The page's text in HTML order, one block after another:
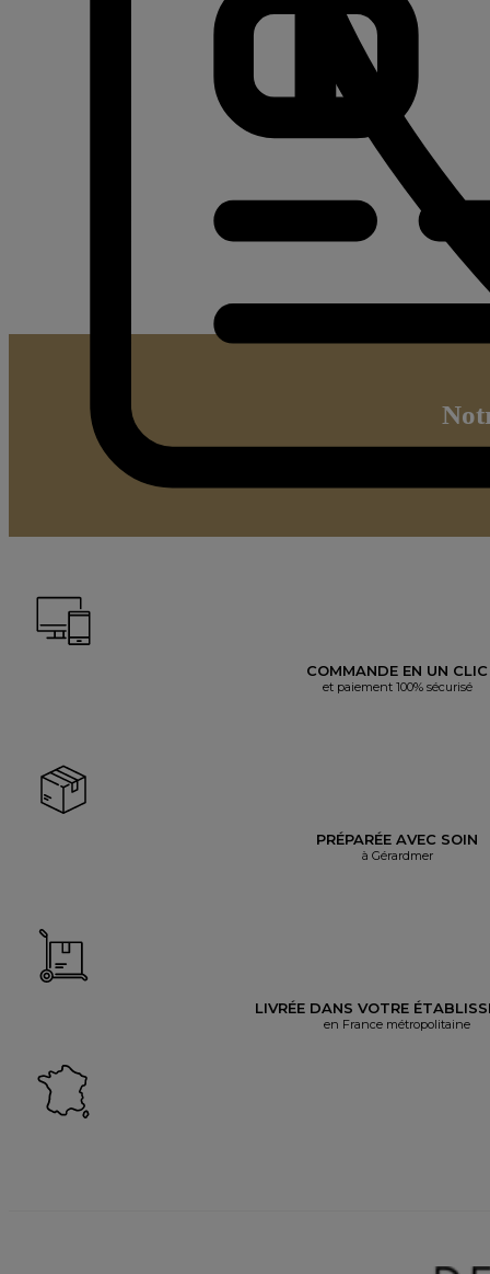
COMMANDE EN UN CLIC
et paiement 100% sécurisé
PRÉPARÉE AVEC SOIN
à Gérardmer
LIVRÉE DANS VOTRE
en France métropolitaine